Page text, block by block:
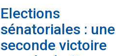
Elections
sénatoriales : une
seconde victoire